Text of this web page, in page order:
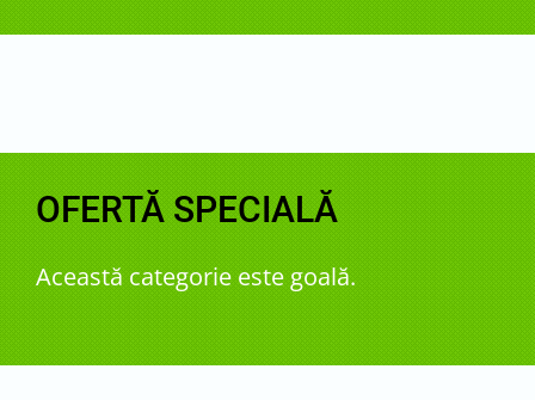
OFERTĂ SPECIALĂ
Această categorie este goală.